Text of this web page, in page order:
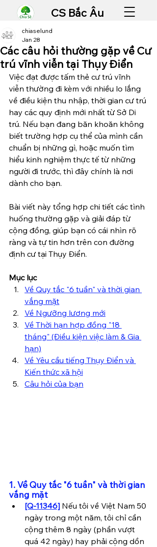
CS Bắc Âu
Các câu hỏi thường gặp về Cư
trú vĩnh viễn tại Thụy Điển
chiaselund
Jan 28
Việc đạt được tấm thẻ cư trú vĩnh
viễn thường đi kèm với nhiều lo lắng
về điều kiện thu nhập, thời gian cư trú
hay các quy định mới nhất từ Sở Di
trú. Nếu bạn đang băn khoăn không
biết trường hợp cụ thể của mình cần
chuẩn bị những gì, hoặc muốn tìm
hiểu kinh nghiệm thực tế từ những
người đi trước, thì đây chính là nơi
dành cho bạn.
Bài viết này tổng hợp chi tiết các tình
huống thường gặp và giải đáp từ
cộng đồng, giúp bạn có cái nhìn rõ
ràng và tự tin hơn trên con đường
định cư tại Thụy Điển.
Mục lục
Về Quy tắc "6 tuần" và thời gian
vắng mặt
Về Ngưỡng lương mới
Về Thời hạn hợp đồng "18
tháng" (Điều kiện việc làm & Gia
hạn)
Về Yêu cầu tiếng Thụy Điển và
Kiến thức xã hội
Câu hỏi của bạn
1. Về Quy tắc "6 tuần" và thời gian
vắng mặt
[Q-11346] Nếu tôi về Việt Nam 50
ngày trong một năm, tôi chỉ cần
cộng thêm 8 ngày (phần vượt
quá 42 ngày) hay phải cộng dồn